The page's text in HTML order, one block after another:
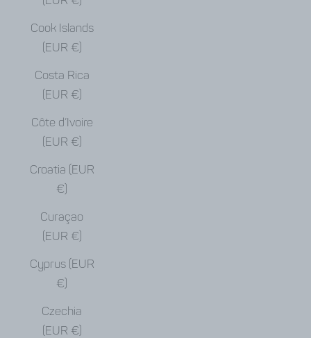
Cook Islands
(EUR €)
Costa Rica
(EUR €)
Côte d’Ivoire
(EUR €)
Croatia (EUR
€)
Curaçao
(EUR €)
Cyprus (EUR
€)
Czechia
(EUR €)